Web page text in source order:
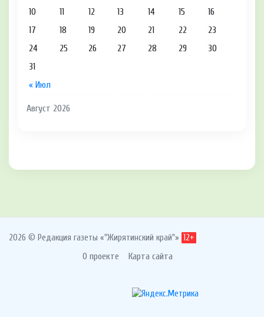
Август 2026
« Июл
10
11 12 13 14 15
16
17
18 19 20 21 22
23
24
25 26 27 28 29
30
31
2026 © Редакция газеты «"Жирятинский край"» 12+
О проекте Карта сайта